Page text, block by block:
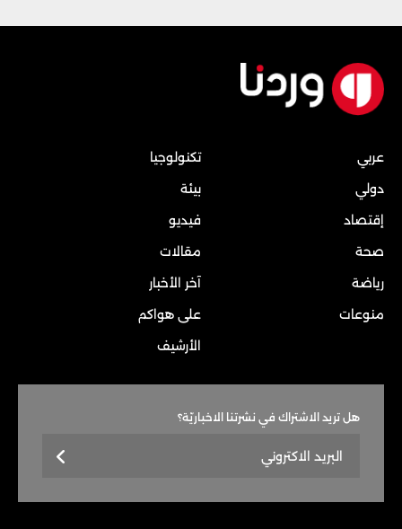
عربي
دولي
إقتصاد
صحة
رياضة
منوعات
تكنولوجيا
بيئة
فيديو
مقالات
آخر الأخبار
على هواكم
الأرشيف
هل تريد الاشتراك في نشرتنا الاخباريّة؟